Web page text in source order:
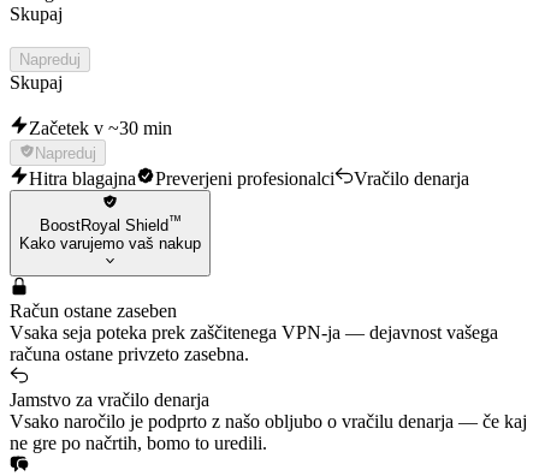
Skupaj
Napreduj
Skupaj
Začetek v ~30 min
Napreduj
Hitra blagajna Preverjeni profesionalci Vračilo denarja
BoostRoyal Shield™
Kako varujemo vaš nakup
Račun ostane zaseben
Vsaka seja poteka prek zaščitenega VPN-ja — dejavnost vašega
računa ostane privzeto zasebna.
Jamstvo za vračilo denarja
Vsako naročilo je podprto z našo obljubo o vračilu denarja — če kaj
ne gre po načrtih, bomo to uredili.